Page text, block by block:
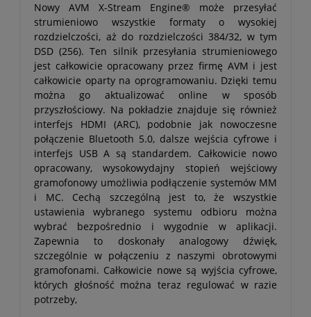
Nowy AVM X-Stream Engine® może przesyłać
strumieniowo wszystkie formaty o wysokiej
rozdzielczości, aż do rozdzielczości 384/32, w tym
DSD (256). Ten silnik przesyłania strumieniowego
jest całkowicie opracowany przez firmę AVM i jest
całkowicie oparty na oprogramowaniu. Dzięki temu
można go aktualizować online w sposób
przyszłościowy. Na pokładzie znajduje się również
interfejs HDMI (ARC), podobnie jak nowoczesne
połączenie Bluetooth 5.0, dalsze wejścia cyfrowe i
interfejs USB A są standardem. Całkowicie nowo
opracowany, wysokowydajny stopień wejściowy
gramofonowy umożliwia podłączenie systemów MM
i MC. Cechą szczególną jest to, że wszystkie
ustawienia wybranego systemu odbioru można
wybrać bezpośrednio i wygodnie w aplikacji.
Zapewnia to doskonały analogowy dźwięk,
szczególnie w połączeniu z naszymi obrotowymi
gramofonami. Całkowicie nowe są wyjścia cyfrowe,
których głośność można teraz regulować w razie
potrzeby,